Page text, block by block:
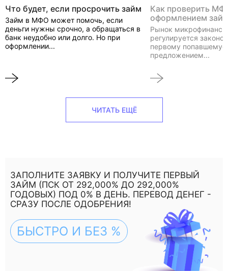
Что будет, если просрочить займ
Займ в МФО может помочь, если
деньги нужны срочно, а обращаться в
банк неудобно или долго. Но при
оформлении...
Как проверить
оформлением
Рынок
регулируется
первому
предложением...
ЧИТАТЬ ЕЩЁ
ЗАПОЛНИТЕ ЗАЯВКУ И ПОЛУЧИТЕ ПЕРВЫЙ
ЗАЙМ (ПСК ОТ 292,000% ДО 292,000%
ГОДОВЫХ) ПОД 0% В ДЕНЬ. ПЕРЕВОД ДЕНЕГ -
СРАЗУ ПОСЛЕ ОДОБРЕНИЯ!
БЫСТРО И БЕЗ %